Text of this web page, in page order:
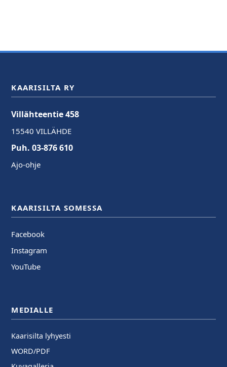
KAARISILTA RY
Villähteentie 458
15540 VILLÄHDE
Puh. 03-876 610
Ajo-ohje
KAARISILTA SOMESSA
Facebook
Instagram
YouTube
MEDIALLE
Kaarisilta lyhyesti
WORD/PDF